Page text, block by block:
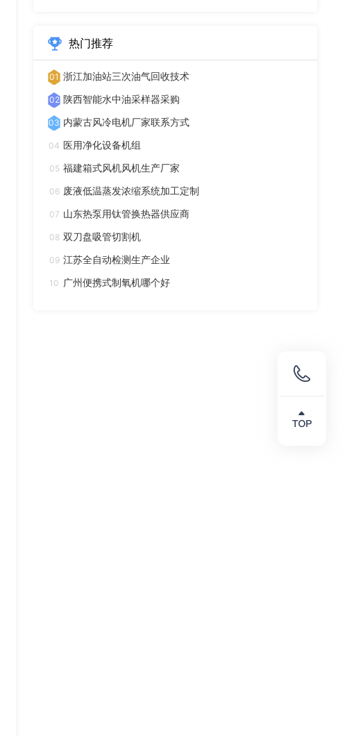
热门推荐
01 浙江加油站三次油气回收技术
02 陕西智能水中油采样器采购
03 内蒙古风冷电机厂家联系方式
04 医用净化设备机组
05 福建箱式风机风机生产厂家
06 废液低温蒸发浓缩系统加工定制
07 山东热泵用钛管换热器供应商
08 双刀盘吸管切割机
09 江苏全自动检测生产企业
10 广州便携式制氧机哪个好